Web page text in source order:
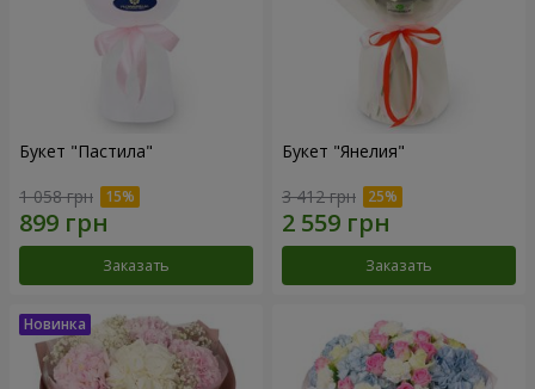
Букет "Пастила"
1 058 грн
Заказать
Букет "Янелия"
3 412 грн
Заказать